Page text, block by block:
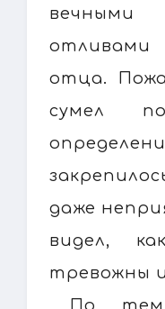
отца.
сумел
даже
видел,
тревожны
По тем